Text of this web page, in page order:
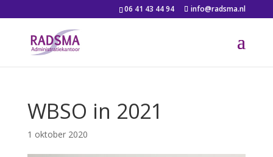
06 41 43 44 94 info@radsma.nl
WBSO in 2021
1 oktober 2020